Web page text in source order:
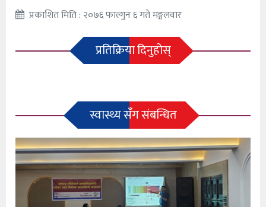
प्रकाशित मिति : २०७६ फाल्गुन ६ गते मङ्गलवार
प्रतिक्रिया दिनुहोस्
स्वास्थ्य सँग संबन्धित